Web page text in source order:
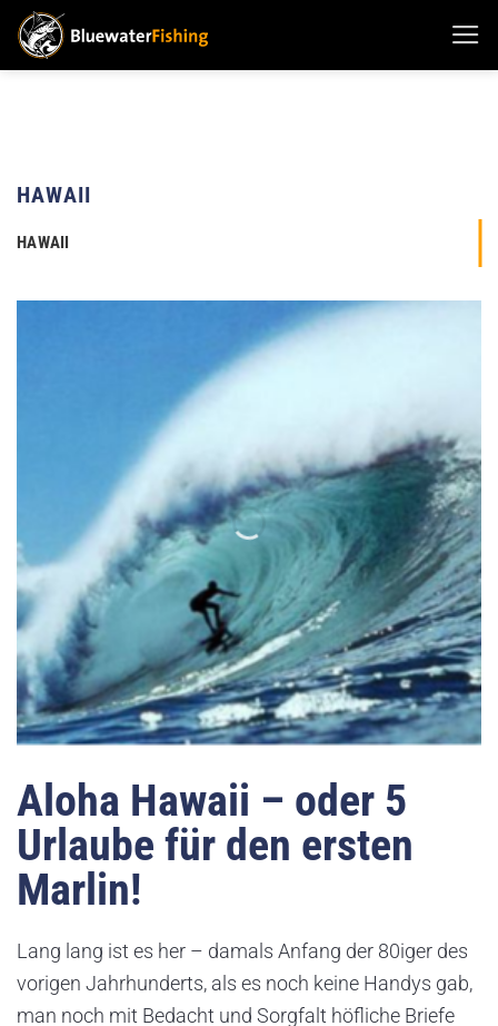
Zum
Inhalt
HAWAII
HAWAII
Aloha Hawaii – oder 5
Urlaube für den ersten
Marlin!
Lang lang ist es her – damals Anfang der 80iger des
vorigen Jahrhunderts, als es noch keine Handys gab,
man noch mit Bedacht und Sorgfalt höfliche Briefe